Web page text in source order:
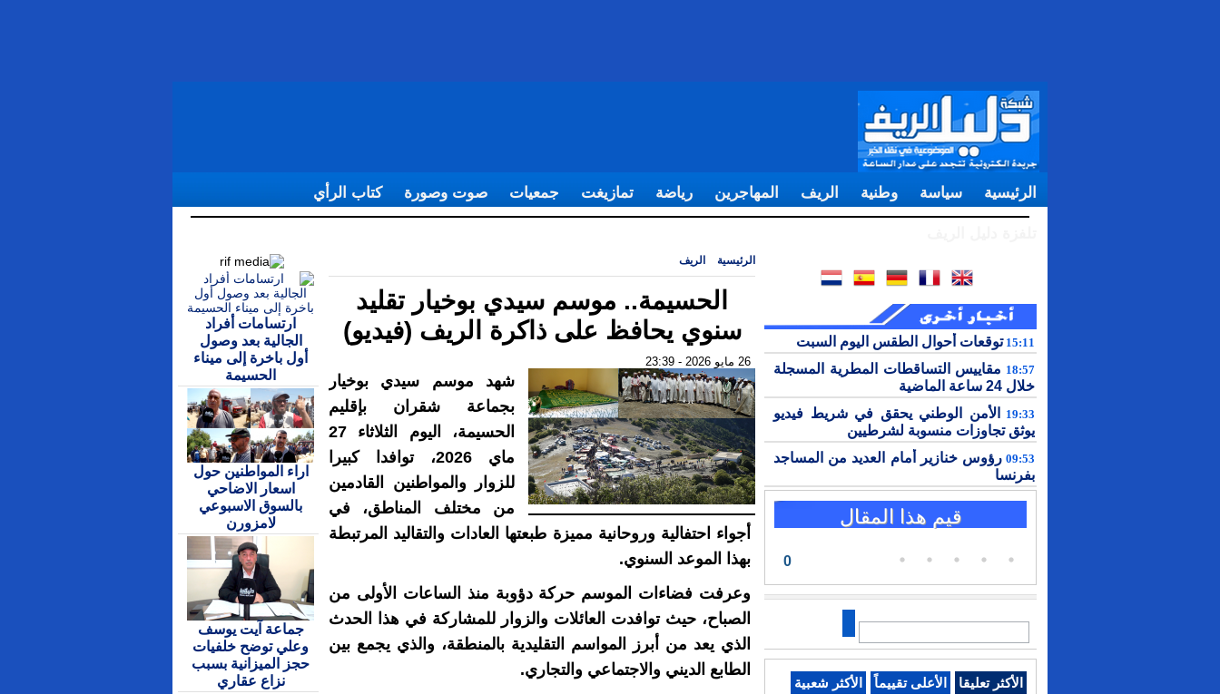
الرئيسية سياسة وطنية الريف المهاجرين رياضة تمازيغت جمعيات صوت وصورة كتاب الرأي
15:11 توقعات أحوال الطقس اليوم السبت
18:57 مقاييس التساقطات المطرية المسجلة
خلال 24 ساعة الماضية
19:33 الأمن الوطني يحقق في شريط فيديو
يوثق تجاوزات منسوبة لشرطيين
09:53 رؤوس خنازير أمام العديد من المساجد
بفرنسا
قيم هذا المقال
0
الأكثر تعليقا الأعلى تقييماً الأكثر شعبية
الرئيسية الريف
الحسيمة.. موسم سيدي بوخيار تقليد
سنوي يحافظ على ذاكرة الريف (فيديو)
26 مايو 2026 - 23:39
شهد موسم سيدي بوخيار
بجماعة شقران بإقليم
الحسيمة، اليوم الثلاثاء 27
ماي 2026، توافدا كبيرا
للزوار والمواطنين القادمين
من مختلف المناطق، في
أجواء احتفالية وروحانية مميزة طبعتها العادات والتقاليد المرتبطة
بهذا الموعد السنوي.
وعرفت فضاءات الموسم حركة دؤوبة منذ الساعات الأولى من
الصباح، حيث توافدت العائلات والزوار للمشاركة في هذا الحدث
الذي يعد من أبرز المواسم التقليدية بالمنطقة، والذي يجمع بين
الطابع الديني والاجتماعي والتجاري.
ارتسامات أفراد
الجالية بعد وصول
أول باخرة إلى ميناء
الحسيمة
اراء المواطنين حول
اسعار الاضاحي
بالسوق الاسبوعي
لامزورن
جماعة آيت يوسف
وعلي توضح خلفيات
حجز الميزانية بسبب
نزاع عقاري